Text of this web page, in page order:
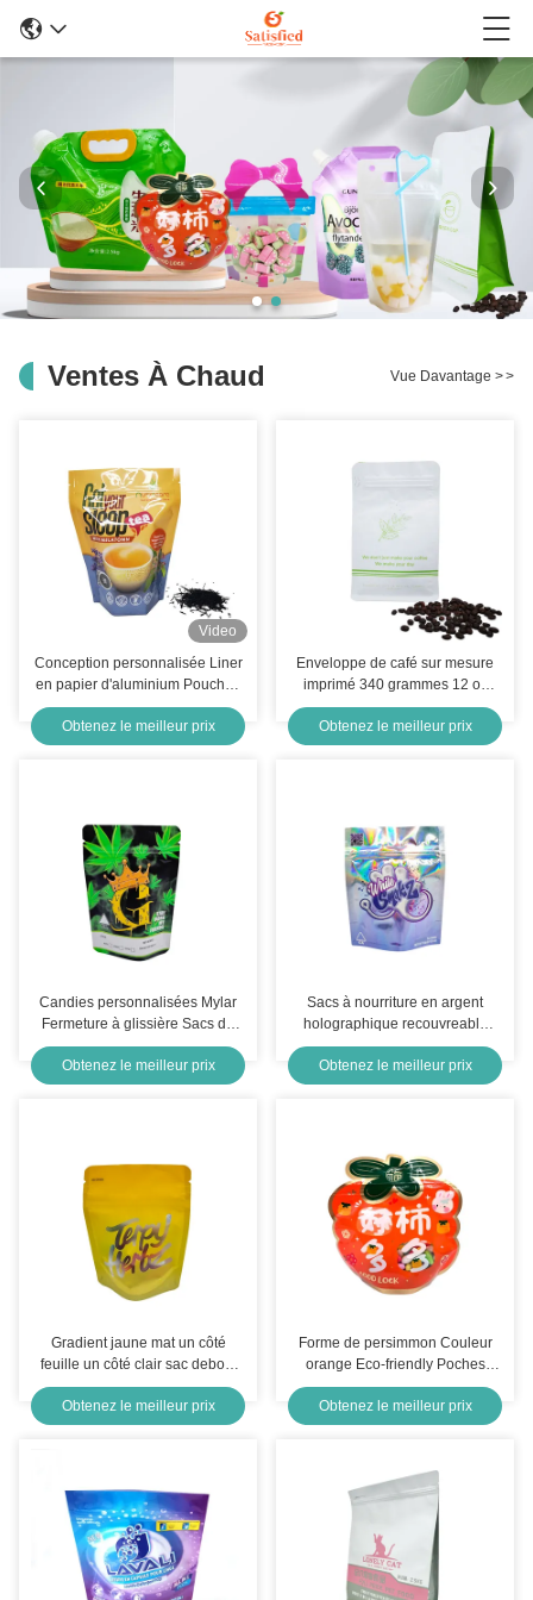
Ventes À Chaud Vue Davantage >>
Video
Conception personnalisée Liner
en papier d'aluminium Pouches
de thé debout Emballage pour
les feuilles de thé fraîches
Obtenez le meilleur prix
Enveloppe de café sur mesure
imprimé 340 grammes 12 oz
blanc mat bas plat avec
soupape avant déchirure hors
fermeture à glissière
Obtenez le meilleur prix
Candies personnalisées Mylar
Fermeture à glissière Sacs de
rangement
Obtenez le meilleur prix
Sacs à nourriture en argent
holographique recouvreable
debout Mylar 3.5g motif de
dessin animé spécial
Obtenez le meilleur prix
Gradient jaune mat un côté
feuille un côté clair sac debout
3,5 G Weedwith fermeture éclair
à l' épreuve des enfants
Obtenez le meilleur prix
Forme de persimmon Couleur
orange Eco-friendly Poches
debout Fermeture à glissière
Sacs haut avec fenêtre
transparente pour la nourriture
Obtenez le meilleur prix